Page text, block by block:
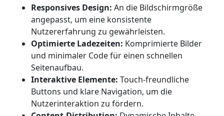
Responsives Design: An die Bildschirmgröße
angepasst, um eine konsistente
Nutzererfahrung zu gewährleisten.
Optimierte Ladezeiten: Komprimierte Bilder
und minimaler Code für einen schnellen
Seitenaufbau.
Interaktive Elemente: Touch-freundliche
Buttons und klare Navigation, um die
Nutzerinteraktion zu fördern.